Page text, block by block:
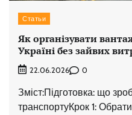
Статьи
Як організувати
Україні без зайвих
22.06.2026 0
Зміст:Підготовка: що
транспортуКрок 1: